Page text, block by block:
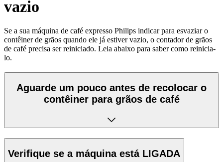
vazio
Se a sua máquina de café expresso Philips indicar para esvaziar o
contêiner de grãos quando ele já estiver vazio, o contador de grãos
de café precisa ser reiniciado. Leia abaixo para saber como reinicia-
lo.
Aguarde um pouco antes de recolocar o
contêiner para grãos de café
Verifique se a máquina está LIGADA